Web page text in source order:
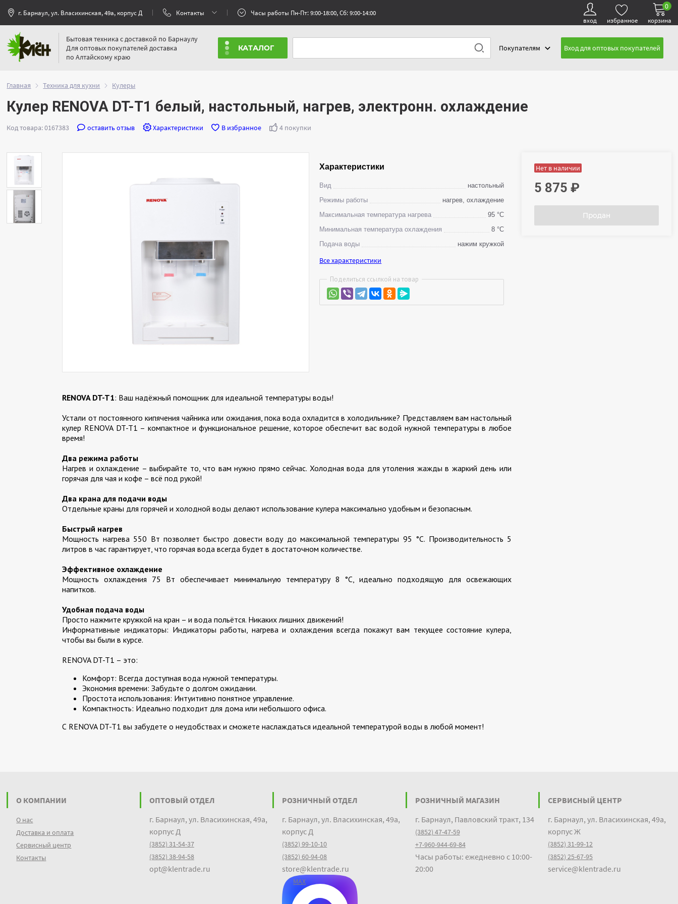
г. Барнаул, ул. Власихинская, 49а, корпус Д Контакты Часы работы Пн-Пт: 9:00-18:00, Сб: 9:00-14:00
вход избранное корзина
0
Бытовая техника с доставкой по Барнаулу
Для оптовых покупателей доставка
по Алтайскому краю
КАТАЛОГ Покупателям Вход для оптовых покупателей
Главная Техника для кухни Кулеры
Кулер RENOVA DT-T1 белый, настольный, нагрев, электронн. охлаждение
Код товара: 0167383 оставить отзыв Характеристики В избранное 4 покупки
Характеристики
Вид
настольный
Режимы работы
нагрев, охлаждение
Максимальная температура нагрева
95 °С
Минимальная температура охлаждения
8 °С
Подача воды
нажим кружкой
Все характеристики
Поделиться ссылкой на товар
RENOVA DT-T1: Ваш надёжный помощник для идеальной температуры воды!
Устали от постоянного кипячения чайника или ожидания, пока вода охладится в холодильнике? Представляем вам настольный
кулер RENOVA DT-T1 – компактное и функциональное решение, которое обеспечит вас водой нужной температуры в любое
время!
Два режима работы
Нагрев и охлаждение – выбирайте то, что вам нужно прямо сейчас. Холодная вода для утоления жажды в жаркий день или
горячая для чая и кофе – всё под рукой!
Два крана для подачи воды
Отдельные краны для горячей и холодной воды делают использование кулера максимально удобным и безопасным.
Быстрый нагрев
Мощность нагрева 550 Вт позволяет быстро довести воду до максимальной температуры 95 °С. Производительность 5
литров в час гарантирует, что горячая вода всегда будет в достаточном количестве.
Эффективное охлаждение
Мощность охлаждения 75 Вт обеспечивает минимальную температуру 8 °С, идеально подходящую для освежающих
напитков.
Удобная подача воды
Просто нажмите кружкой на кран – и вода польётся. Никаких лишних движений!
Информативные индикаторы: Индикаторы работы, нагрева и охлаждения всегда покажут вам текущее состояние кулера,
чтобы вы были в курсе.
RENOVA DT-T1 – это:
Комфорт: Всегда доступная вода нужной температуры.
Экономия времени: Забудьте о долгом ожидании.
Простота использования: Интуитивно понятное управление.
Компактность: Идеально подходит для дома или небольшого офиса.
С RENOVA DT-T1 вы забудете о неудобствах и сможете наслаждаться идеальной температурой воды в любой момент!
Нет в наличии
5 875 ₽
Продан
О КОМПАНИИ
О нас
Доставка и оплата
Сервисный центр
Контакты
ОПТОВЫЙ ОТДЕЛ
г. Барнаул, ул. Власихинская, 49а,
корпус Д
(3852) 31-54-37
(3852) 38-94-58
opt@klentrade.ru
РОЗНИЧНЫЙ ОТДЕЛ
г. Барнаул, ул. Власихинская, 49а,
корпус Д
(3852) 99-10-10
(3852) 60-94-08
store@klentrade.ru
MAX
РОЗНИЧНЫЙ МАГАЗИН
г. Барнаул, Павловский тракт, 134
(3852) 47-47-59
+7-960-944-69-84
Часы работы: ежедневно с 10:00-
20:00
СЕРВИСНЫЙ ЦЕНТР
г. Барнаул, ул. Власихинская, 49а,
корпус Ж
(3852) 31-99-12
(3852) 25-67-95
service@klentrade.ru